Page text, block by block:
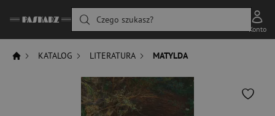
Czego szukasz?
Konto
KATALOG LITERATURA MATYLDA